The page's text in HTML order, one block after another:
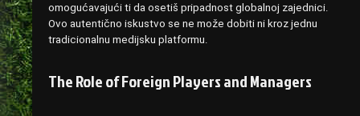
omogućavajući ti da osetiš pripadnost globalnoj zajednici.
Ovo autentično iskustvo se ne može dobiti ni kroz jednu
tradicionalnu medijsku platformu.
The Role of Foreign Players and Managers